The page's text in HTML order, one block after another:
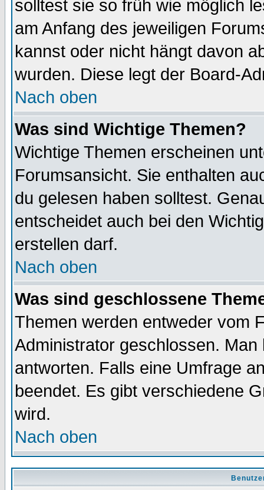
solltest sie so früh wie möglich
am Anfang des jeweiligen
kannst oder nicht hängt davon
wurden. Diese legt der Board-
Nach oben
Was sind Wichtige Themen?
Wichtige Themen erscheinen
Forumsansicht. Sie enthalten
du gelesen haben solltest.
entscheidet auch bei den
erstellen darf.
Nach oben
Was sind geschlossene
Themen werden entweder vom
Administrator geschlossen.
antworten. Falls eine Umfrage
beendet. Es gibt verschiedene
wird.
Nach oben